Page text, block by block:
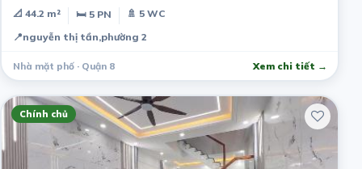
📐 44.2 m² 🛏 5 PN
🚿 5 WC
📍nguyễn thị tần,phường 2
Nhà mặt phố · Quận 8 Xem chi tiết →
Chính chủ